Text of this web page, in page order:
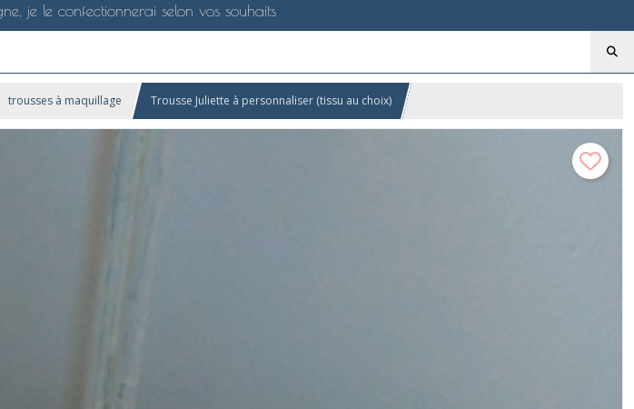
je le confectionnerai selon vos souhaits
trousses à maquillage Trousse Juliette à personnaliser (tissu au choix)